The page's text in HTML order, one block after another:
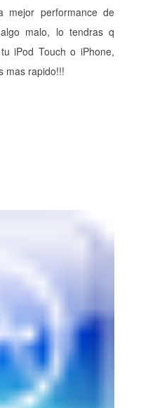
mejor performance de
malo, lo tendras q
iPod Touch o iPhone,
mas rapido!!!